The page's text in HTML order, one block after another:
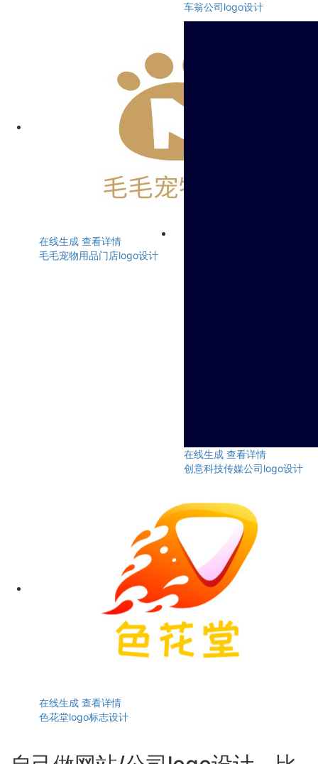
车翁公司logo设计
在线生成 查看详情
毛毛宠物用品门店logo设计
在线生成 查看详情
创意科技传媒公司logo设计
在线生成 查看详情
色花堂logo标志设计